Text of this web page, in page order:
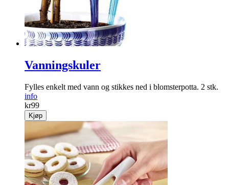
Vanningskuler
Fylles enkelt med vann og stikkes ned i blomsterpotta. 2 stk.
info
kr99
Kjøp